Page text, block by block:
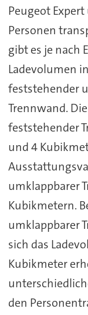
Peugeot
Personen
gibt es je nach
Ladevolumen
feststehender
Trennwand.
feststehender
und 4
umklappbarer
Kubikmetern.
umklappbarer
sich das
Kubikmeter
den